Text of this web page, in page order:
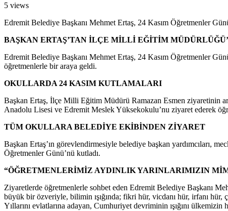
5 views
Edremit Belediye Başkanı Mehmet Ertaş, 24 Kasım Öğretmenler
BAŞKAN ERTAŞ’TAN İLÇE MİLLİ EĞİTİM
Edremit Belediye Başkanı Mehmet Ertaş, 24 Kasım Öğretmenler
öğretmenlerle bir araya geldi.
OKULLARDA 24 KASIM KUTLAMALARI
Başkan Ertaş, İlçe Milli Eğitim Müdürü Ramazan Esmen ziyaretinin
Anadolu Lisesi ve Edremit Meslek Yüksekokulu’nu ziyaret ederek
TÜM OKULLARA BELEDİYE EKİBİNDEN ZİYARET
Başkan Ertaş’ın görevlendirmesiyle belediye başkan yardımcıları,
Öğretmenler Günü’nü kutladı.
“ÖĞRETMENLERİMİZ AYDINLIK YARINLARIMIZIN
Ziyaretlerde öğretmenlerle sohbet eden Edremit Belediye Başkanı
büyük bir özveriyle, bilimin ışığında; fikri hür, vicdanı hür, irfanı
Yıllarını evlatlarına adayan, Cumhuriyet devriminin ışığını